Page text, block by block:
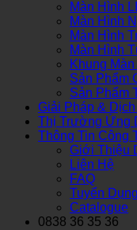
Màn Hình
Màn Hình
Màn Hình
Màn Hình
Khung
Sản Phẩm
Sản Phẩm
Giải Pháp &
Thị Trường Ứng
Thông Tin Công
Giới Thiệu
Liên Hệ
FAQ
Tuyển Dụng
Catalogue
0838 36 35 36